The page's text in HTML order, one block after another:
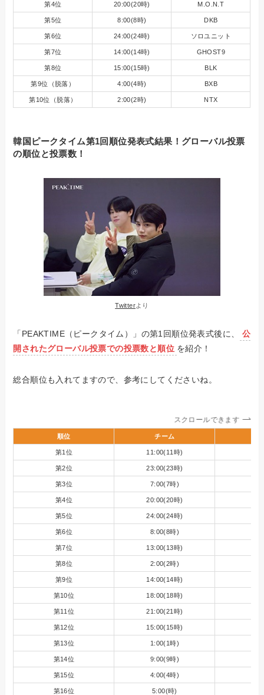
第4位 20:00(20時) M.O.N.T
第5位 8:00(8時) DKB
第6位 24:00(24時) ソロユニット
第7位 14:00(14時) GHOST9
第8位 15:00(15時) BLK
第9位（脱落） 4:00(4時) BXB
第10位（脱落） 2:00(2時) NTX
韓国ピークタイム第1回順位発表式結果！グローバル投票
の順位と投票数！
Twitterより
「PEAKTIME（ピークタイム）」の第1回順位発表式後に、
公
開されたグローバル投票での投票数と順位 を紹介！
総合順位も入れてますので、参考にしてくださいね。
スクロールできます
順位 チーム
第1位 11:00(11時)
第2位 23:00(23時)
第3位 7:00(7時)
第4位 20:00(20時)
第5位 24:00(24時)
第6位 8:00(8時)
第7位 13:00(13時)
第8位 2:00(2時)
第9位 14:00(14時)
第10位 18:00(18時)
第11位 21:00(21時)
第12位 15:00(15時)
第13位 1:00(1時)
第14位 9:00(9時)
第15位 4:00(4時)
第16位 5:00(時)